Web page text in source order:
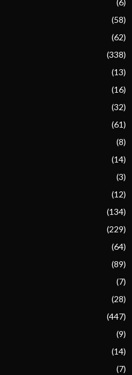
(6)
(58)
(62)
(338)
(13)
(16)
(32)
(61)
(8)
(14)
(3)
(12)
(134)
(229)
(64)
(89)
(7)
(28)
(447)
(9)
(14)
(7)